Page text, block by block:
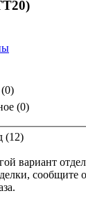
(0)
(0)
(12)
вариант
сообщите